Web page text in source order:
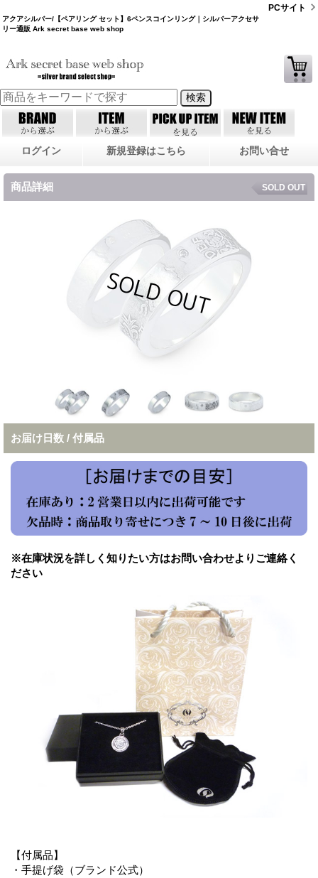
アクアシルバー/【ペアリング セット】6ペンスコインリング｜シルバーアクセサ
リー通販 Ark secret base web shop
PCサイト
ログイン 新規登録はこちら お問い合せ
商品詳細 SOLD OUT
お届け日数 / 付属品
※在庫状況を詳しく知りたい方はお問い合わせよりご連絡く
ださい
【付属品】
・手提げ袋（ブランド公式）